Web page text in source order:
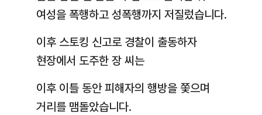
여성을 폭행하고 성폭행까지 저질렀습니다.
이후 스토킹 신고로 경찰이 출동하자
현장에서 도주한 장 씨는
이후 이틀 동안 피해자의 행방을 쫓으며
거리를 맴돌았습니다.